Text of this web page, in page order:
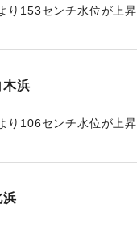
り153センチ水位が上
に流された。
木浜
り106センチ水位が上
浜